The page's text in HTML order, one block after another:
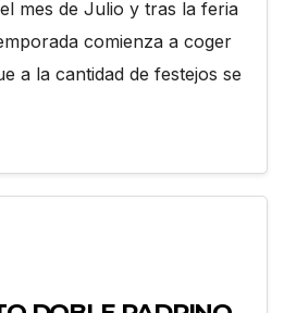
mes de Julio y tras la feria
comienza a coger
a la cantidad de festejos se